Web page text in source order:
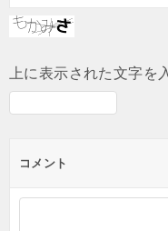
上に表示された文字を
コメント